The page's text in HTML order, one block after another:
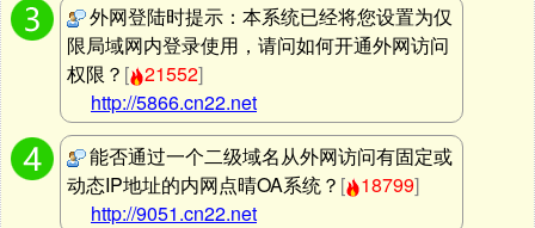
外网登陆时提示：本系统已经将您设置为仅
限局域网内登录使用，请问如何开通外网访问
权限？ [ 21552]
http://5866.cn22.net
能否通过一个二级域名从外网访问有固定或
动态IP地址的内网点晴OA系统？ [ 18799]
http://9051.cn22.net